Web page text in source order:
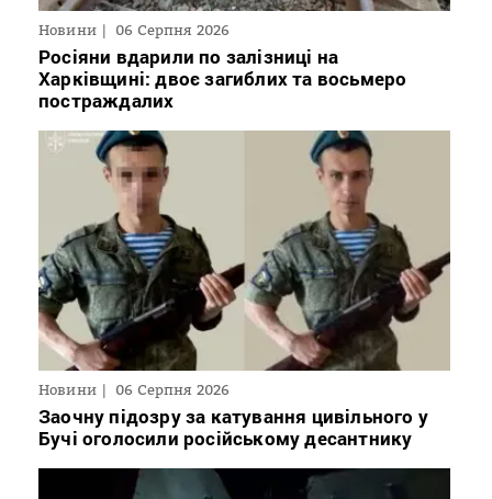
Новини 06 Серпня 2026
Росіяни вдарили по залізниці на
Харківщині: двоє загиблих та восьмеро
постраждалих
Новини 06 Серпня 2026
Заочну підозру за катування цивільного у
Бучі оголосили російському десантнику